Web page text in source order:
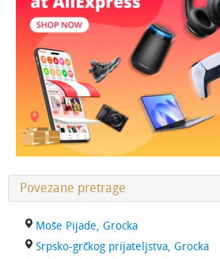
Povezane pretrage
Moše Pijade, Grocka
Srpsko-grčkog prijateljstva, Grocka